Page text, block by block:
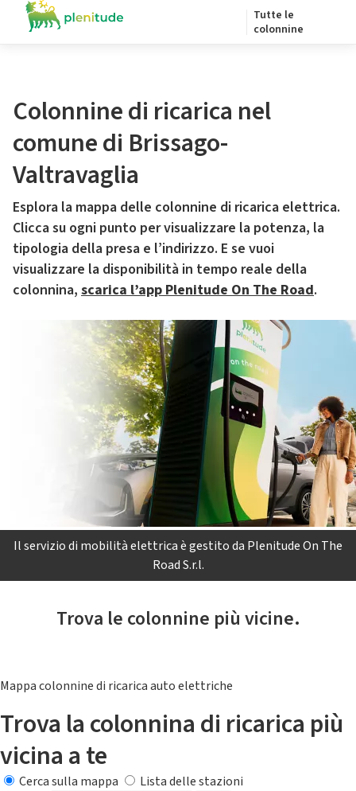
Tutte le
colonnine
Colonnine di ricarica nel
comune di Brissago-
Valtravaglia
Esplora la mappa delle colonnine di ricarica elettrica.
Clicca su ogni punto per visualizzare la potenza, la
tipologia della presa e l’indirizzo. E se vuoi
visualizzare la disponibilità in tempo reale della
colonnina, scarica l’app Plenitude On The Road.
Il servizio di mobilità elettrica è gestito da Plenitude On The
Road S.r.l.
Trova le colonnine più vicine.
Mappa colonnine di ricarica auto elettriche
Trova la colonnina di ricarica più
vicina a te
Cerca sulla mappa
Lista delle stazioni